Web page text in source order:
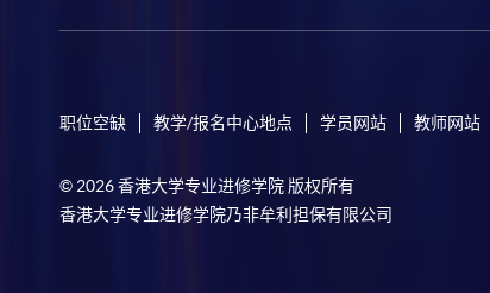
职位空缺 教学/报名中心地点 学员网站 教师网站
© 2026 香港大学专业进修学院 版权所有
香港大学专业进修学院乃非牟利担保有限公司